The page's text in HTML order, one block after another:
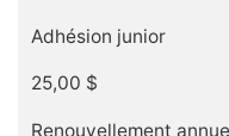
Adhésion junior
25,00 $
Renouvellement